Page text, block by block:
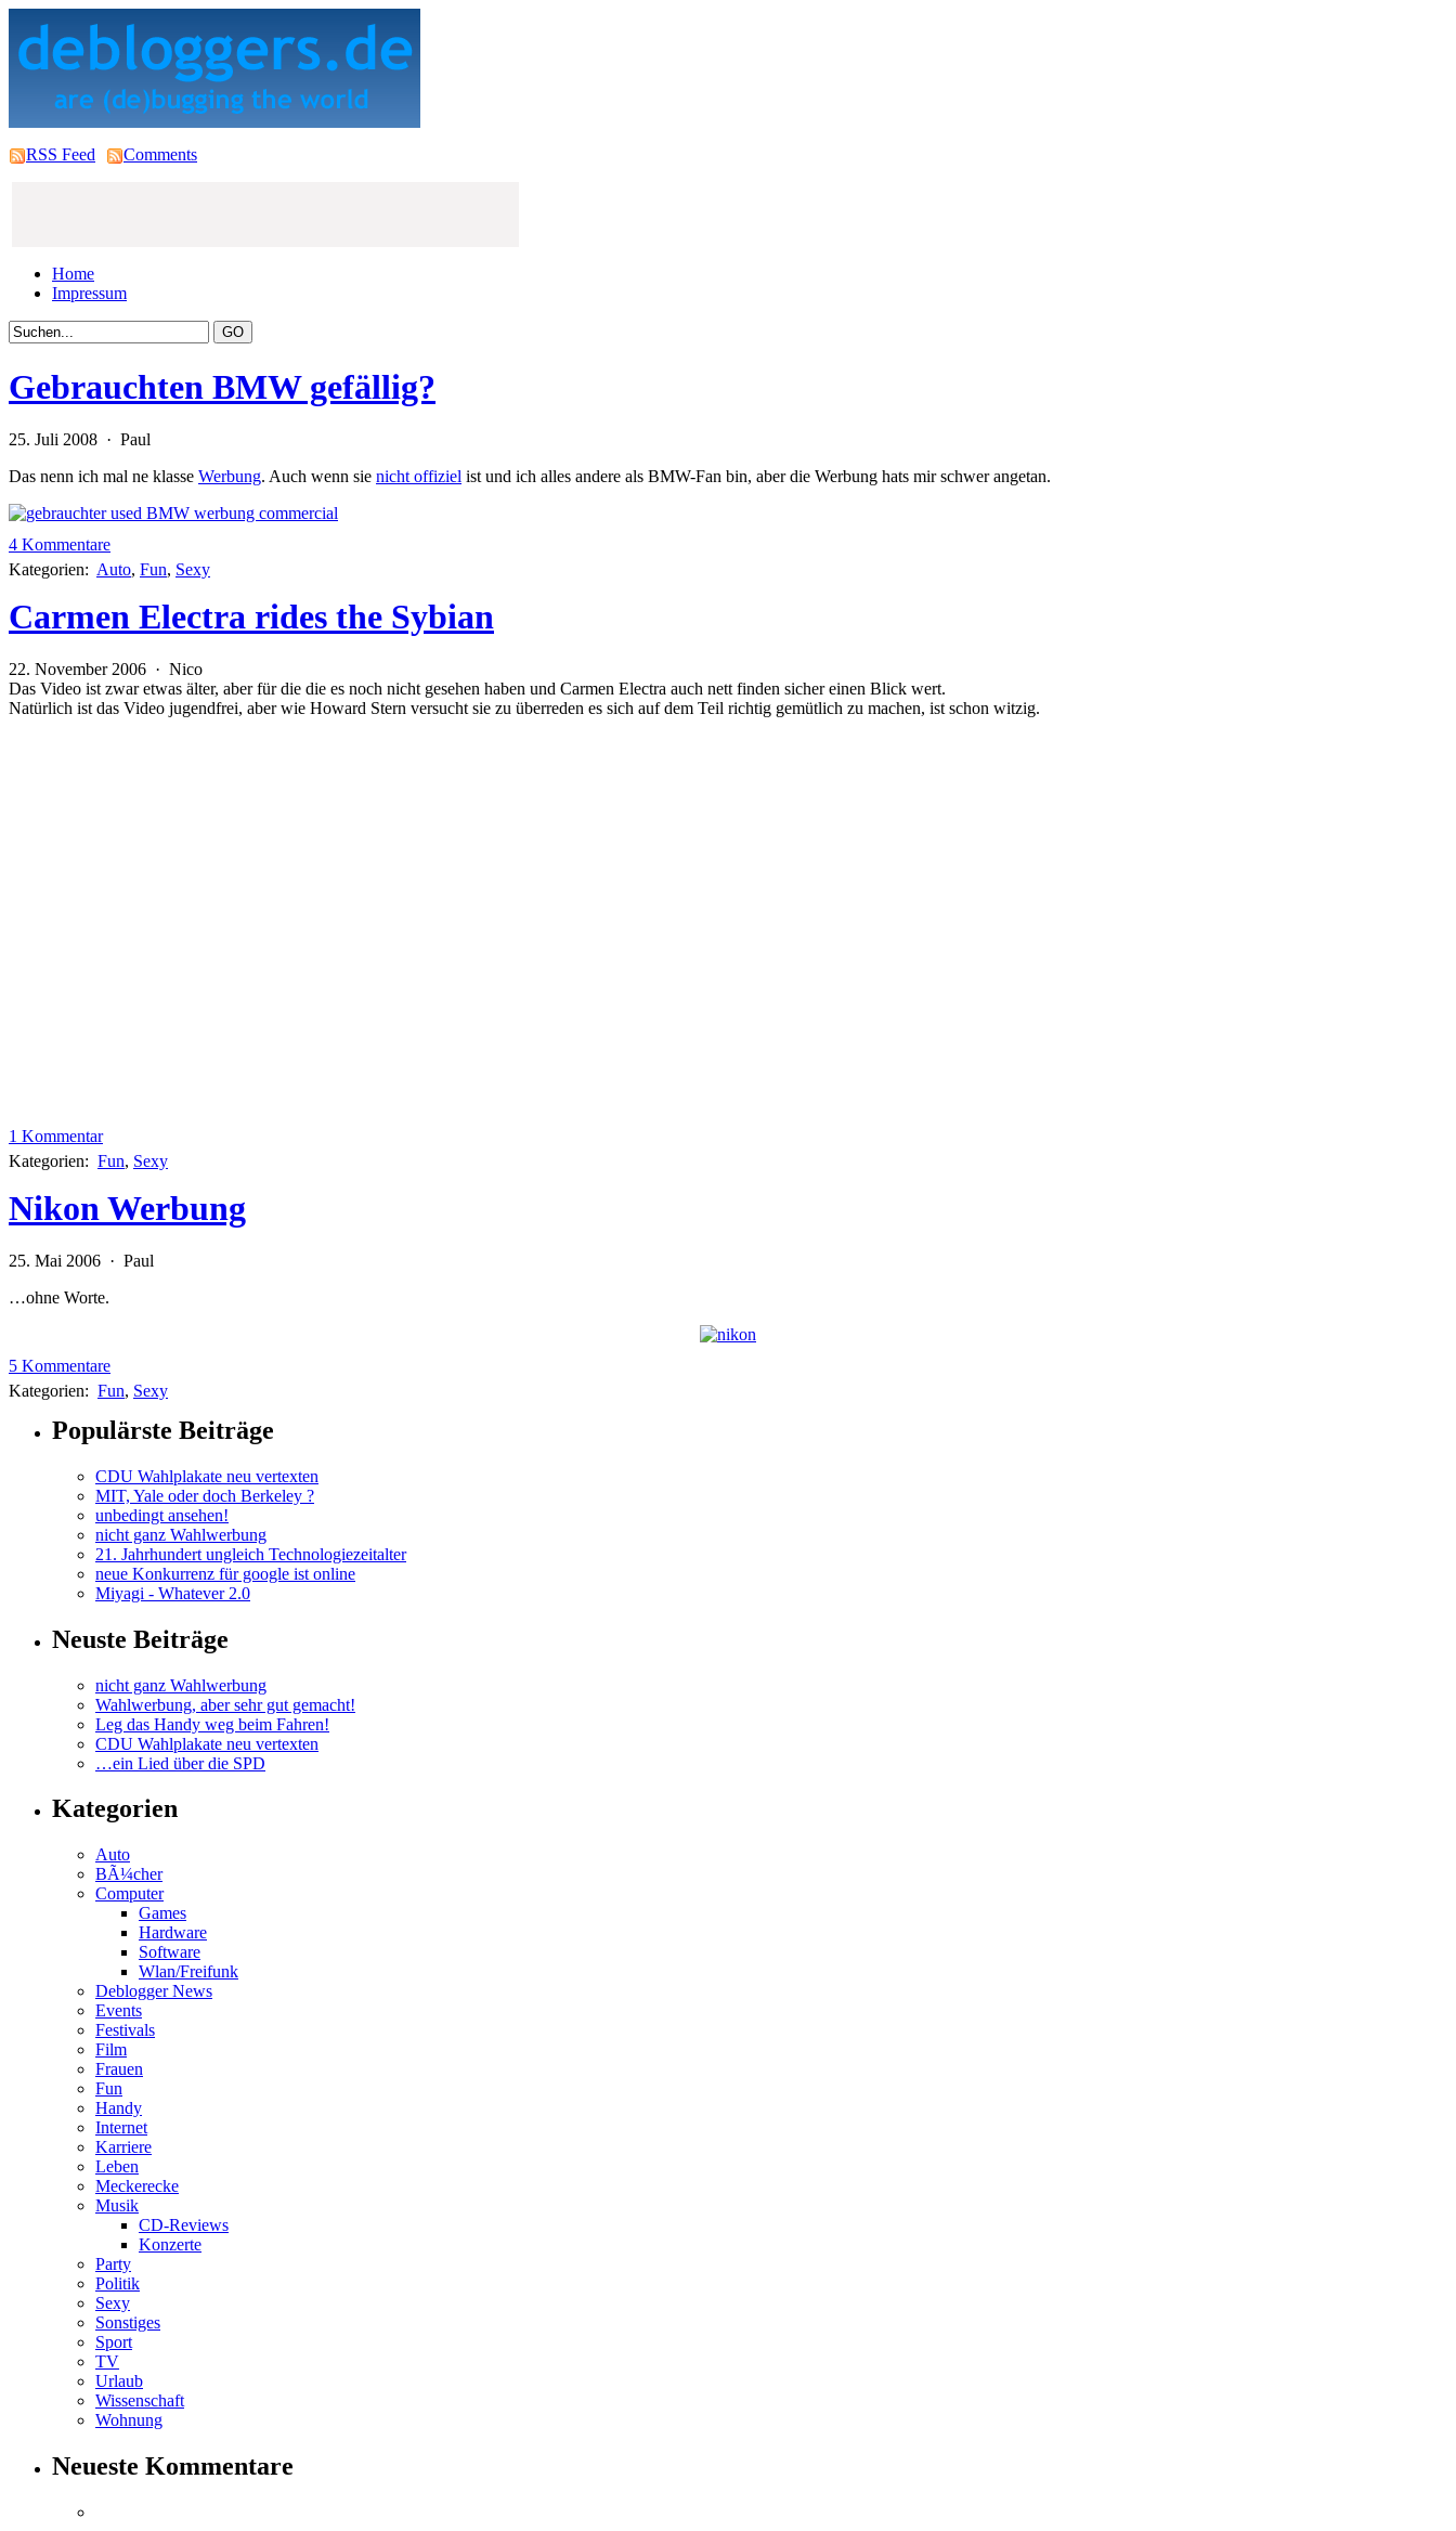
RSS Feed Comments
Home
Impressum
Gebrauchten BMW gefällig?
25. Juli 2008 · Paul
Das nenn ich mal ne klasse Werbung. Auch wenn sie nicht offiziel ist und ich alles andere als BMW-Fan bin, aber die Werbung hats mir schwer angetan.
4 Kommentare
Kategorien: Auto, Fun, Sexy
Carmen Electra rides the Sybian
22. November 2006 · Nico
Das Video ist zwar etwas älter, aber für die die es noch nicht gesehen haben und Carmen Electra auch nett finden sicher einen Blick wert.
Natürlich ist das Video jugendfrei, aber wie Howard Stern versucht sie zu überreden es sich auf dem Teil richtig gemütlich zu machen, ist schon witzig.
1 Kommentar
Kategorien: Fun, Sexy
Nikon Werbung
25. Mai 2006 · Paul
…ohne Worte.
5 Kommentare
Kategorien: Fun, Sexy
Populärste Beiträge
CDU Wahlplakate neu vertexten
MIT, Yale oder doch Berkeley ?
unbedingt ansehen!
nicht ganz Wahlwerbung
21. Jahrhundert ungleich Technologiezeitalter
neue Konkurrenz für google ist online
Miyagi - Whatever 2.0
Neuste Beiträge
nicht ganz Wahlwerbung
Wahlwerbung, aber sehr gut gemacht!
Leg das Handy weg beim Fahren!
CDU Wahlplakate neu vertexten
…ein Lied über die SPD
Kategorien
Auto
BÃ¼cher
Computer
Games
Hardware
Software
Wlan/Freifunk
Deblogger News
Events
Festivals
Film
Frauen
Fun
Handy
Internet
Karriere
Leben
Meckerecke
Musik
CD-Reviews
Konzerte
Party
Politik
Sexy
Sonstiges
Sport
TV
Urlaub
Wissenschaft
Wohnung
Neueste Kommentare